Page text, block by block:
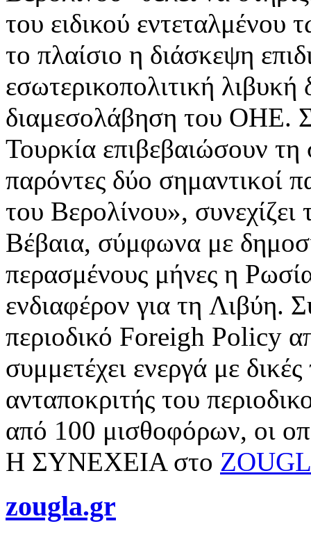
του ειδικού
το πλαίσιο η διάσκεψη
εσωτερικοπολιτική λιβυκή
διαμεσολάβηση του ΟΗΕ.
Τουρκία επιβεβαιώσουν τη
παρόντες δύο σημαντικoί
του Βερολίνου»,
Βέβαια, σύμφωνα με
περασμένους μήνες η Ρωσία
ενδιαφέρον για τη Λιβύη.
περιοδικό Foreigh Policy
συμμετέχει ενεργά με
ανταποκριτής του
από 100 μισθοφόρων, οι
Η ΣΥΝΕΧΕΙΑ στο
zougla.gr